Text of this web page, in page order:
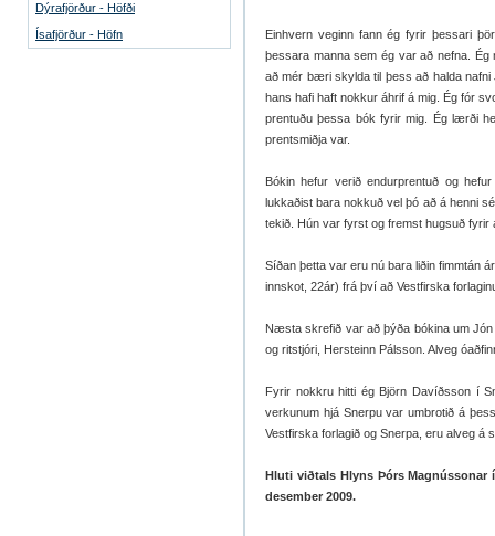
Dýrafjörður - Höfði
Ísafjörður - Höfn
Einhvern veginn fann ég fyrir þessari
þessara manna sem ég var að nefna.
að mér bæri skylda til þess að halda
hans hafi haft nokkur áhrif á mig. Ég fór
prentuðu þessa bók fyrir mig. Ég lærði
prentsmiðja var.
Bókin hefur verið endurprentuð og
lukkaðist bara nokkuð vel þó að á henni
tekið. Hún var fyrst og fremst hugsuð fyrir
Síðan þetta var eru nú bara liðin fimmtán
innskot, 22ár) frá því að Vestfirska
Næsta skrefið var að þýða bókina um
og ritstjóri, Hersteinn Pálsson. Alveg
Fyrir nokkru hitti ég Björn Davíðsson í
verkunum hjá Snerpu var umbrotið á
Vestfirska forlagið og Snerpa, eru alveg á
Hluti viðtals Hlyns Þórs
desember 2009.